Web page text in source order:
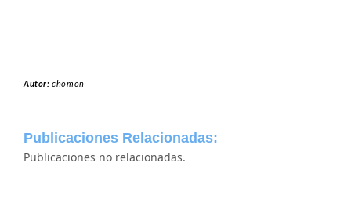
Autor:chomon
Publicaciones Relacionadas:
Publicaciones no relacionadas.